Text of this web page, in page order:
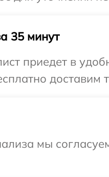
35 минут
приедет в
доставим
мы